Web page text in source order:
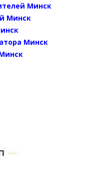
Минск
Минск
Минск